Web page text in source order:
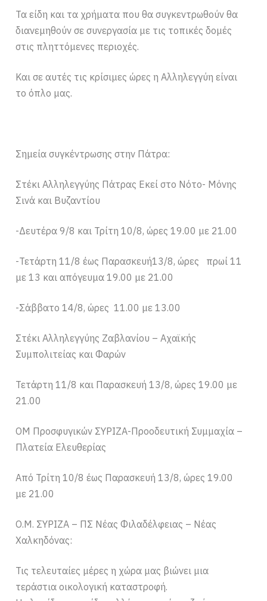
Τα είδη και τα χρήματα που θα συγκεντρωθούν θα
διανεμηθούν σε συνεργασία με τις τοπικές δομές
στις πληττόμενες περιοχές.
Και σε αυτές τις κρίσιμες ώρες η Αλληλεγγύη είναι
το όπλο μας.
Σημεία συγκέντρωσης στην Πάτρα:
Στέκι Αλληλεγγύης Πάτρας Εκεί στο Νότο- Μόνης
Σινά και Βυζαντίου
-Δευτέρα 9/8 και Τρίτη 10/8, ώρες 19.00 με 21.00
-Τετάρτη 11/8 έως Παρασκευή13/8, ώρες πρωί 11
με 13 και απόγευμα 19.00 με 21.00
-Σάββατο 14/8, ώρες 11.00 με 13.00
Στέκι Αλληλεγγύης Ζαβλανίου – Αχαϊκής
Συμπολιτείας και Φαρών
Τετάρτη 11/8 και Παρασκευή 13/8, ώρες 19.00 με
21.00
ΟΜ Προσφυγικών ΣΥΡΙΖΑ-Προοδευτική Συμμαχία –
Πλατεία Ελευθερίας
Από Τρίτη 10/8 έως Παρασκευή 13/8, ώρες 19.00
με 21.00
Ο.Μ. ΣΥΡΙΖΑ – ΠΣ Νέας Φιλαδέλφειας – Νέας
Χαλκηδόνας:
Τις τελευταίες μέρες η χώρα μας βιώνει μια
τεράστια οικολογική καταστροφή.